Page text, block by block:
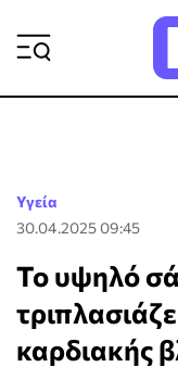
Υγεία
30.04.2025 09:45
Το υψηλό
καρδιακής